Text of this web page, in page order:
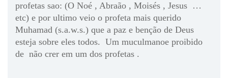
profetas sao: (O Noé , Abraão , Moisés , Jesus …
etc) e por ultimo veio o profeta mais querido
Muhamad (s.a.w.s.) que a paz e benção de Deus
esteja sobre eles todos. Um muculmanoe proibido
de não crer em um dos profetas .